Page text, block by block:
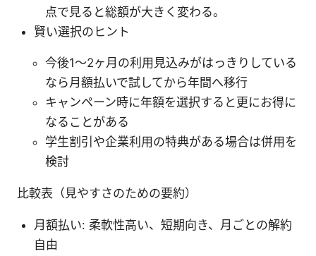
点で見ると総額が大きく変わる。
賢い選択のヒント
今後1〜2ヶ月の利用見込みがはっきりしている
なら月額払いで試してから年間へ移行
キャンペーン時に年額を選択すると更にお得に
なることがある
学生割引や企業利用の特典がある場合は併用を
検討
比較表（見やすさのための要約）
月額払い: 柔軟性高い、短期向き、月ごとの解約
自由